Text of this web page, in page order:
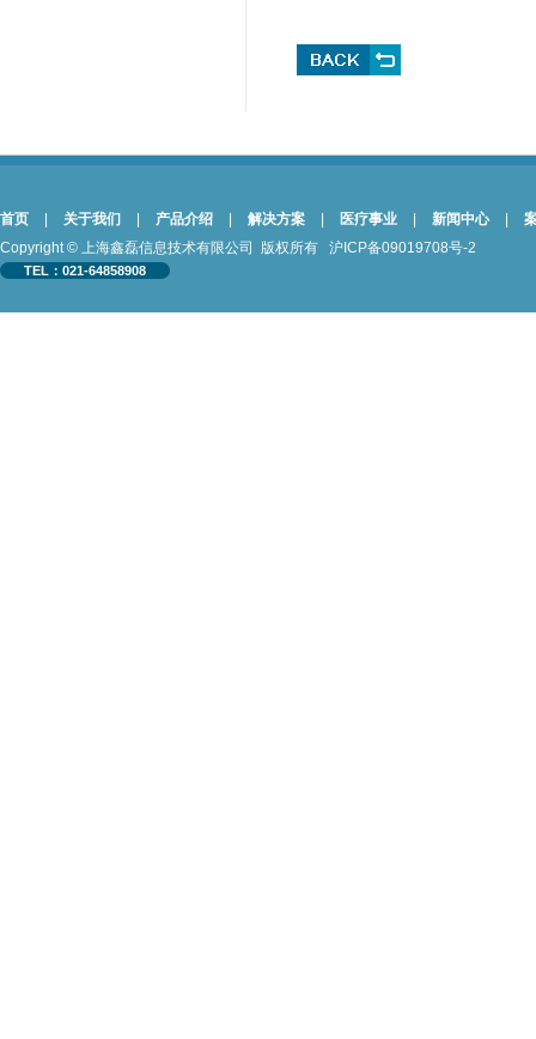
首页 | 关于我们 | 产品介绍 | 解决方案 | 医疗事业 | 新闻中心 |
Copyright © 上海鑫磊信息技术有限公司 版权所有 沪ICP备09019708号-2
TEL：021-64858908